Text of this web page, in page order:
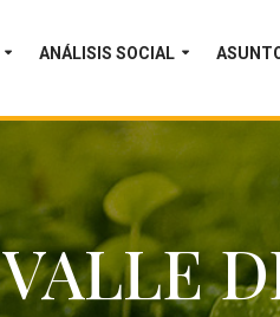
ANÁLISIS SOCIAL
VALLE